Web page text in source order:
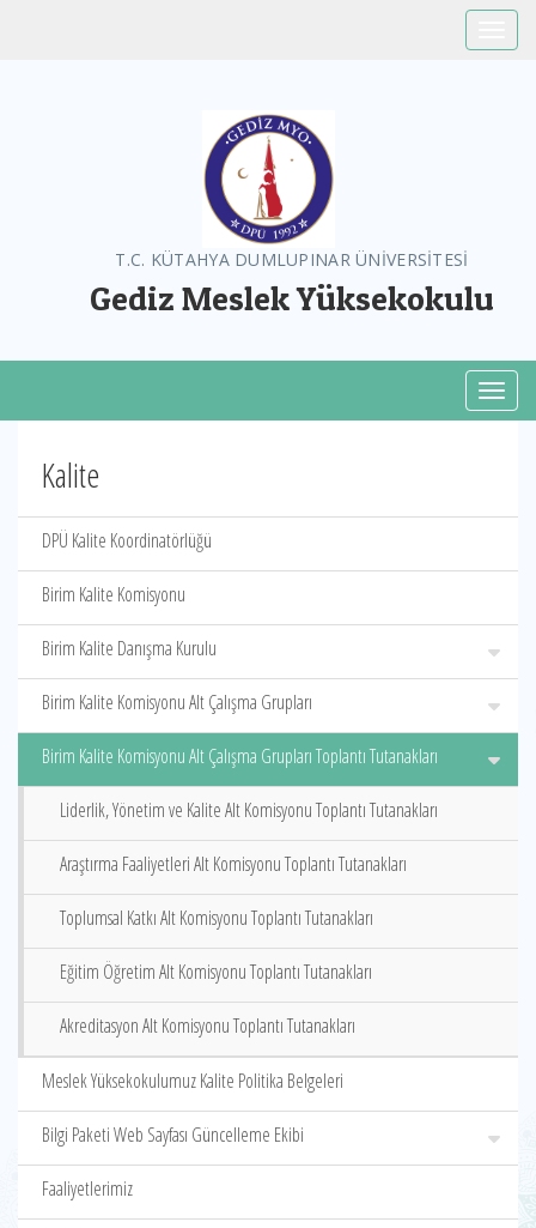
T.C. KÜTAHYA DUMLUPINAR ÜNİVERSİTESİ
Gediz Meslek Yüksekokulu
Kalite
DPÜ Kalite Koordinatörlüğü
Birim Kalite Komisyonu
Birim Kalite Danışma Kurulu
Birim Kalite Komisyonu Alt Çalışma Grupları
Birim Kalite Komisyonu Alt Çalışma Grupları Toplantı Tutanakları
Liderlik, Yönetim ve Kalite Alt Komisyonu Toplantı Tutanakları
Araştırma Faaliyetleri Alt Komisyonu Toplantı Tutanakları
Toplumsal Katkı Alt Komisyonu Toplantı Tutanakları
Eğitim Öğretim Alt Komisyonu Toplantı Tutanakları
Akreditasyon Alt Komisyonu Toplantı Tutanakları
Meslek Yüksekokulumuz Kalite Politika Belgeleri
Bilgi Paketi Web Sayfası Güncelleme Ekibi
Faaliyetlerimiz